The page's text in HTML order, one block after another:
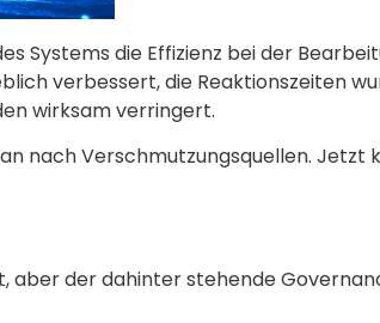
Systems die Effizienz bei der
verbessert, die Reaktionszeiten
wirksam verringert.
nach Verschmutzungsquellen. Jetzt
aber der dahinter stehende